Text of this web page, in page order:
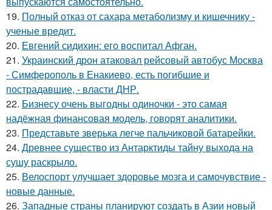
19. Полный отказ от сахара метаболизму и кишечнику -
ученые вредит.
20. Евгений сидихин: его воспитал Афган.
21. Украинский дрон атаковал рейсовый автобус Москва
- Симферополь в Енакиево, есть погибшие и
пострадавшие, - власти ДНР.
22. Бизнесу очень выгодны одиночки - это самая
надёжная финансовая модель, говорят аналитики.
23. Представьте зверька легче пальчиковой батарейки.
24. Древнее существо из Антарктиды тайну выхода на
сушу раскрыло.
25. Велоспорт улучшает здоровье мозга и самочувствие -
новые данные.
26. Западные страны планируют создать в Азии новый